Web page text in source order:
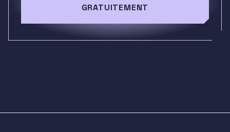
GRATUITEMENT